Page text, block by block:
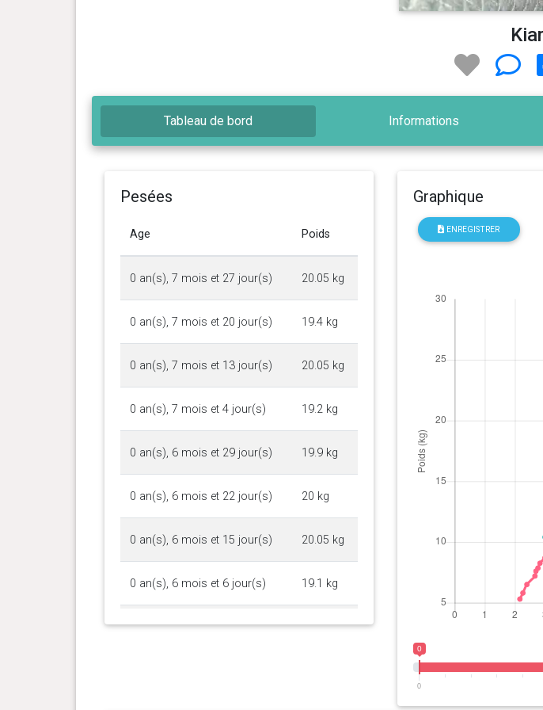
Tableau de bord Informations
Pesées
Age Poids
0 an(s), 7 mois et 27 jour(s) 20.05 kg
0 an(s), 7 mois et 20 jour(s) 19.4 kg
0 an(s), 7 mois et 13 jour(s) 20.05 kg
0 an(s), 7 mois et 4 jour(s) 19.2 kg
0 an(s), 6 mois et 29 jour(s) 19.9 kg
0 an(s), 6 mois et 22 jour(s) 20 kg
0 an(s), 6 mois et 15 jour(s) 20.05 kg
0 an(s), 6 mois et 6 jour(s) 19.1 kg
0 an(s), 5 mois et 29 jour(s) 17.5 kg
Graphique
ENREGISTRER
0
0